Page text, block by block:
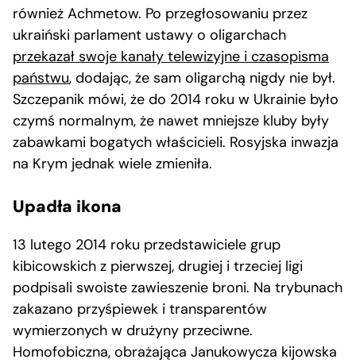
również Achmetow. Po przegłosowaniu przez
ukraiński parlament ustawy o oligarchach
przekazał swoje kanały telewizyjne i czasopisma
państwu, dodając, że sam oligarchą nigdy nie był.
Szczepanik mówi, że do 2014 roku w Ukrainie było
czymś normalnym, że nawet mniejsze kluby były
zabawkami bogatych właścicieli. Rosyjska inwazja
na Krym jednak wiele zmieniła.
Upadła ikona
13 lutego 2014 roku przedstawiciele grup
kibicowskich z pierwszej, drugiej i trzeciej ligi
podpisali swoiste zawieszenie broni. Na trybunach
zakazano przyśpiewek i transparentów
wymierzonych w drużyny przeciwne.
Homofobiczna, obrażająca Janukowycza kijowska